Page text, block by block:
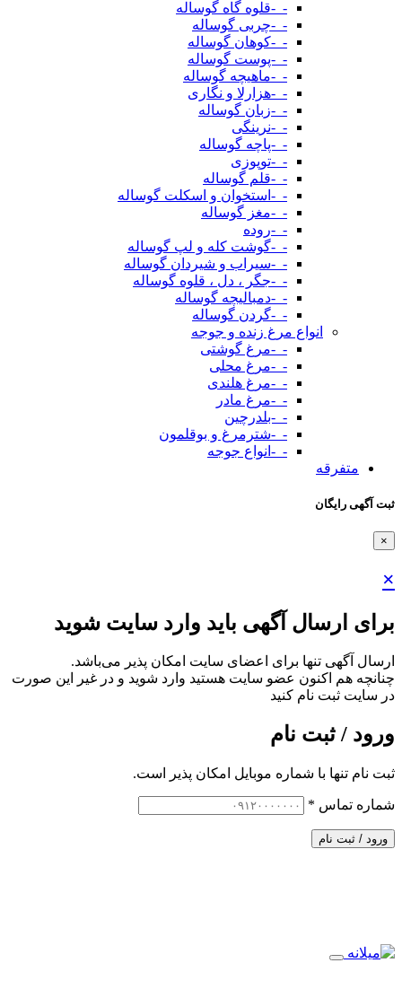
-_-قلوه گاه گوساله
-_-چربی گوساله
-_-کوهان گوساله
-_-پوست گوساله
-_-ماهیچه گوساله
-_-هزارلا و نگاری
-_-زبان گوساله
-_-نرینگی
-_-پاچه گوساله
-_-توپوزی
-_-قلم گوساله
-_-استخوان و اسکلت گوساله
-_-مغز گوساله
-_-روده
-_-گوشت کله و لپ گوساله
-_-سیراب و شیردان گوساله
-_-جگر ، دل ، قلوه گوساله
-_-دمبالیچه گوساله
-_-گردن گوساله
انواع مرغ زنده و جوجه
-_-مرغ گوشتی
-_-مرغ محلی
-_-مرغ هلندی
-_-مرغ مادر
-_-بلدرچین
-_-شترمرغ و بوقلمون
-_-انواع جوجه
متفرقه
ثبت آگهی رایگان
×
×
برای ارسال آگهی باید وارد سایت شوید
ارسال آگهی تنها برای اعضای سایت امکان پذیر می‌باشد.
چنانچه هم‌ اکنون عضو سایت هستید وارد شوید و در غیر این صورت
در سایت ثبت نام کنید
ورود / ثبت نام
ثبت نام تنها با شماره موبایل امکان پذیر است.
شماره تماس *
ورود / ثبت نام